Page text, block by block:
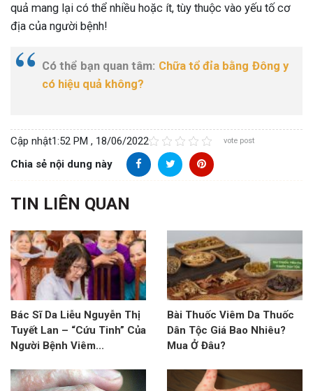
quả mang lại có thể nhiều hoặc ít, tùy thuộc vào yếu tố cơ
địa của người bệnh!
Có thể bạn quan tâm: Chữa tổ đỉa bằng Đông y
có hiệu quả không?
Cập nhật1:52 PM , 18/06/2022 vote post
Chia sẻ nội dung này
TIN LIÊN QUAN
Bác Sĩ Da Liễu Nguyễn Thị
Tuyết Lan – “Cứu Tinh” Của
Người Bệnh Viêm...
Bài Thuốc Viêm Da Thuốc
Dân Tộc Giá Bao Nhiêu?
Mua Ở Đâu?